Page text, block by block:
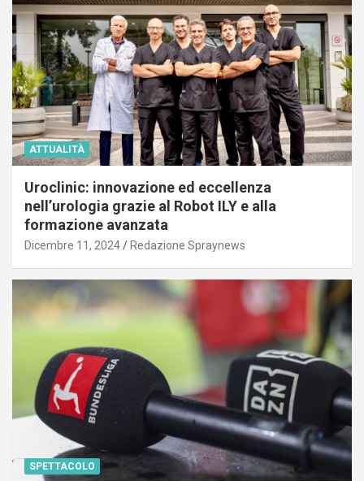
ATTUALITÀ
Uroclinic: innovazione ed eccellenza
nell’urologia grazie al Robot ILY e alla
formazione avanzata
Dicembre 11, 2024 Redazione Spraynews
SPETTACOLO